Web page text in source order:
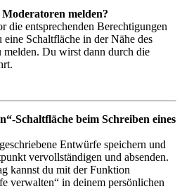
melden?
die entsprechenden Berechtigungen
eine Schaltfläche in der Nähe des
melden. Du wirst dann durch die
Schaltfläche beim Schreiben eines
Entwürfe speichern und
vervollständigen und absenden.
kannst du mit der Funktion
verwalten“ in deinem persönlichen